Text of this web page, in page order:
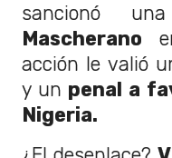
sancionó
Mascherano
acción le valió
y un penal a
Nigeria.